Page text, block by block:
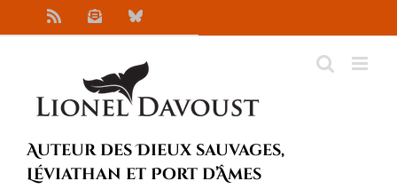
au
NewsletterBluesky
Auteur des Dieux sauvages,
Léviathan et Port d’Âmes